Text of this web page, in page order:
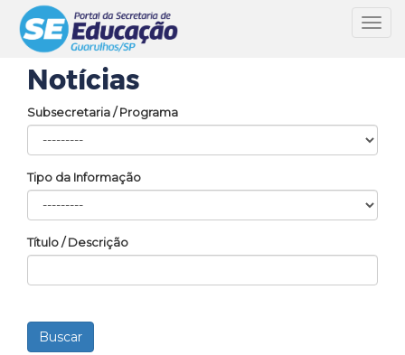
Notícias
Subsecretaria / Programa
Tipo da Informação
Título / Descrição